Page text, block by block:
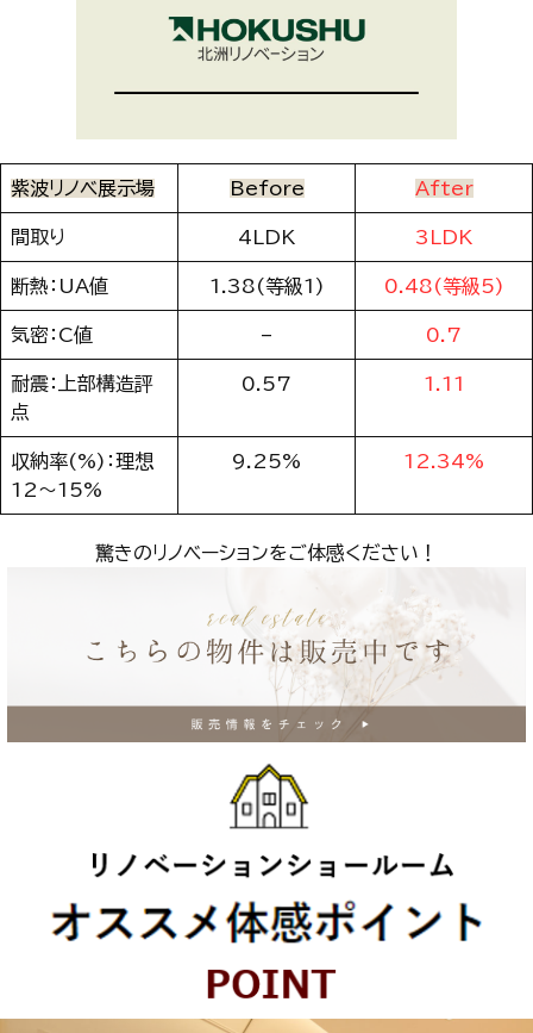
紫波リノベ展示場 Before After
間取り 4LDK 3LDK
断熱：UA値 1.38(等級1) 0.48(等級5)
気密：C値 – 0.7
耐震：上部構造評
点
0.57 1.11
収納率(%)：理想
12～15%
9.25% 12.34%
驚きのリノベーションをご体感ください！